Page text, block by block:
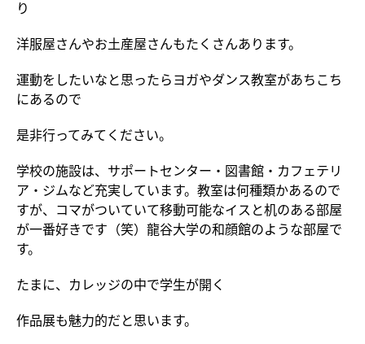
り
洋服屋さんやお土産屋さんもたくさんあります。
運動をしたいなと思ったらヨガやダンス教室があちこち
にあるので
是非行ってみてください。
学校の施設は、サポートセンター・図書館・カフェテリ
ア・ジムなど充実しています。教室は何種類かあるので
すが、コマがついていて移動可能なイスと机のある部屋
が一番好きです（笑）龍谷大学の和顔館のような部屋で
す。
たまに、カレッジの中で学生が開く
作品展も魅力的だと思います。